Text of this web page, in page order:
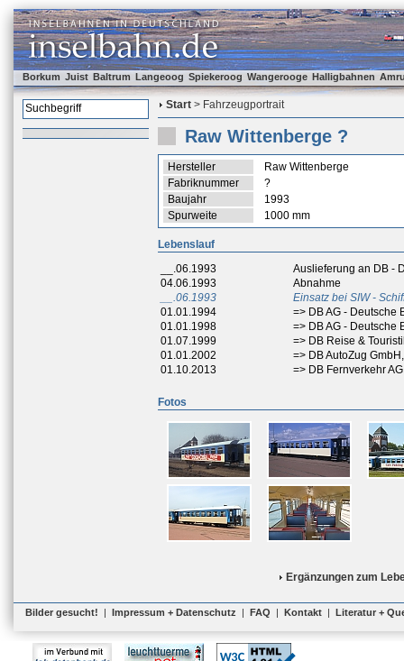
Borkum Juist Baltrum Langeoog Spiekeroog Wangerooge Halligbahnen
Start > Fahrzeugportrait
Raw Wittenberge ?
Hersteller
Raw Wittenberge
Fabriknummer
?
Baujahr
1993
Spurweite
1000 mm
Lebenslauf
__.06.1993
Auslieferung an DB -
04.06.1993
Abnahme
__.06.1993
Einsatz bei SIW -
01.01.1994
=> DB AG - Deutsche
01.01.1998
=> DB AG - Deutsche
01.07.1999
=> DB Reise &
01.01.2002
=> DB AutoZug
01.10.2013
=> DB Fernverkehr AG
Fotos
Ergänzungen zum
Bilder gesucht! | Impressum + Datenschutz | FAQ | Kontakt | Literatur +